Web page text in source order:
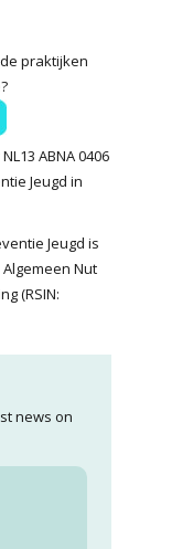
praktijken
ABNA 0406
Jeugd in
Jeugd is
Nut
(RSIN:
news on